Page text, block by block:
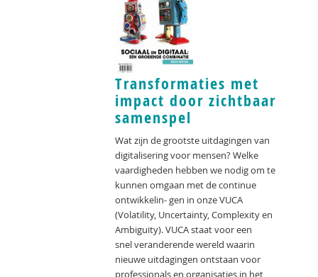
Transformaties met
impact door zichtbaar
samenspel
Wat zijn de grootste uitdagingen van
digitalisering voor mensen? Welke
vaardigheden hebben we nodig om te
kunnen omgaan met de continue
ontwikkelin- gen in onze VUCA
(Volatility, Uncertainty, Complexity en
Ambiguity). VUCA staat voor een
snel veranderende wereld waarin
nieuwe uitdagingen ontstaan voor
professionals en organisaties in het